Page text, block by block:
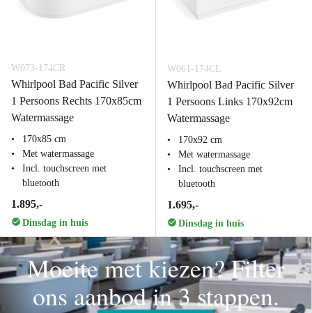
W073-174CR
Whirlpool Bad Pacific Silver
1 Persoons Rechts 170x85cm
Watermassage
170x85 cm
Met watermassage
Incl. touchscreen met
bluetooth
1.895,-
Dinsdag in huis
W061-174CL
Whirlpool Bad Pacific Silver
1 Persoons Links 170x92cm
Watermassage
170x92 cm
Met watermassage
Incl. touchscreen met
bluetooth
1.695,-
Dinsdag in huis
Moeite met kiezen? Filter
ons aanbod in 3 stappen.